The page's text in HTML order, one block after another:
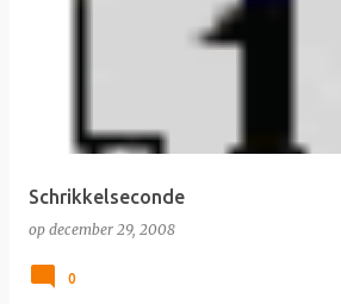
Schrikkelseconde
op december 29, 2008
0